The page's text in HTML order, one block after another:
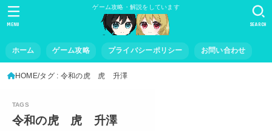
ゲーム攻略・解説をしています
ホーム ゲーム攻略 プライバシーポリシー お問い合わせ
SEARCH
MENU
HOME タグ : 令和の虎 虎 升澤
令和の虎 虎 升澤